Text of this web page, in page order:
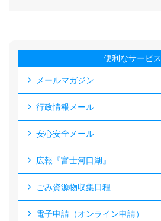
便利なサービス
メールマガジン
行政情報メール
安心安全メール
広報『富士河口湖』
ごみ資源物収集日程
電子申請（オンライン申請）